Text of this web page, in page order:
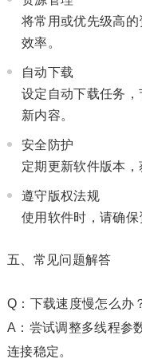
将常用或优先级高
效率。
自动下载
设定自动下载任务
新内容。
安全防护
定期更新软件版本，
遵守版权法规
使用软件时，请确保
五、常见问题解答
Q：下载速度慢怎么办
A：尝试调整多线程参
连接稳定。